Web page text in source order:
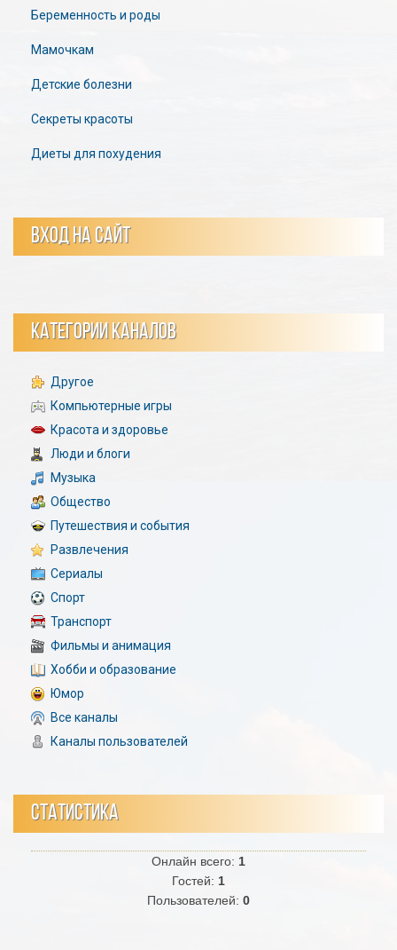
Беременность и роды
Мамочкам
Детские болезни
Секреты красоты
Диеты для похудения
ВХОД НА САЙТ
КАТЕГОРИИ КАНАЛОВ
Другое
Компьютерные игры
Красота и здоровье
Люди и блоги
Музыка
Общество
Путешествия и события
Развлечения
Сериалы
Спорт
Транспорт
Фильмы и анимация
Хобби и образование
Юмор
Все каналы
Каналы пользователей
СТАТИСТИКА
Онлайн всего: 1
Гостей: 1
Пользователей: 0